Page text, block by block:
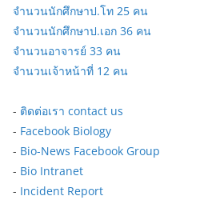
จำนวนนักศึกษาป.โท 25 คน
จำนวนนักศึกษาป.เอก 36 คน
จำนวนอาจารย์ 33 คน
จำนวนเจ้าหน้าที่ 12 คน
- ติดต่อเรา contact us
- Facebook Biology
- Bio-News Facebook Group
- Bio Intranet
- Incident Report